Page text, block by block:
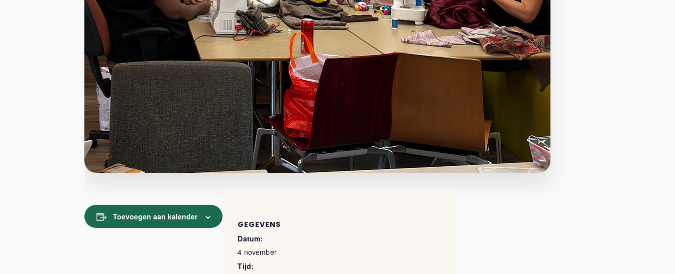
Toevoegen aan kalender
GEGEVENS
Datum:
4 november
Tijd: